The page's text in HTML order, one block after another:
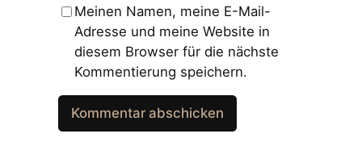
Meinen Namen, meine E-Mail-
Adresse und meine Website in
diesem Browser für die nächste
Kommentierung speichern.